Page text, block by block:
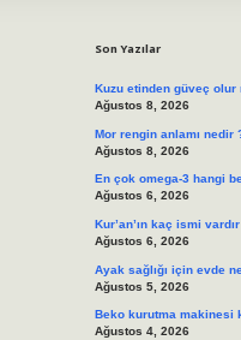
Son Yazılar
Kuzu etinden güveç olur
Ağustos 8, 2026
Mor rengin anlamı nedir
Ağustos 8, 2026
En çok omega-3 hangi
Ağustos 6, 2026
Kur’an’ın kaç ismi
Ağustos 6, 2026
Ayak sağlığı için evde
Ağustos 5, 2026
Beko kurutma makinesi
Ağustos 4, 2026